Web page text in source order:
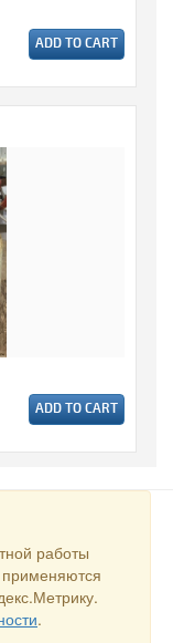
ADD TO CART
ADD TO CART
работы
применяются
.
CARI
Торговый Дом
Jl. Malaya